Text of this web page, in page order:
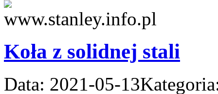
Koła z solidnej stali
Data: 2021-05-13